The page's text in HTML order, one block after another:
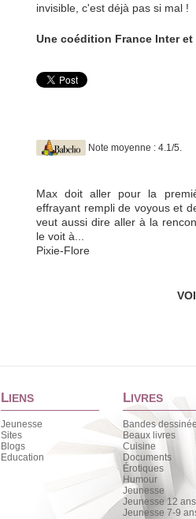
invisible, c'est déjà pas si mal !
Une coédition France Inter
Note moyenne : 4.1/5.
Max doit aller pour la
effrayant rempli de voyous et
veut aussi dire aller à la
le voit à...
Pixie-Flore
LIENS
Jeunesse
Sites
Blogs
Education
LIVRES
Bandes
Beaux livres
Cuisine
Documents
Érotiques
Humour
Jeunesse
Jeunesse 12
Jeunesse 7-9